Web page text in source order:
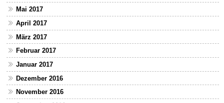
Mai 2017
April 2017
März 2017
Februar 2017
Januar 2017
Dezember 2016
November 2016